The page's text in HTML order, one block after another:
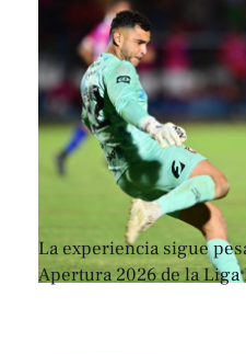
La experiencia sigue
Apertura 2026 de la Liga